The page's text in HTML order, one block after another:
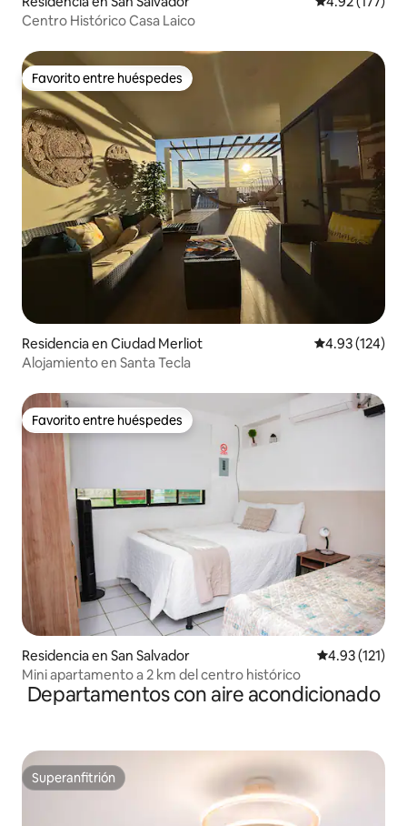
Centro Histórico Casa Laico
Favorito entre huéspedes
Favorito entre huéspedes
Residencia en Ciudad Merliot Calificación
4.93 (124)
Alojamiento en Santa Tecla
Favorito entre huéspedes
Favorito entre huéspedes
Residencia en San Salvador Calificación
4.93 (121)
Mini apartamento a 2 km del centro histórico
Departamentos con aire acondicionado
Superanfitrión
Superanfitrión